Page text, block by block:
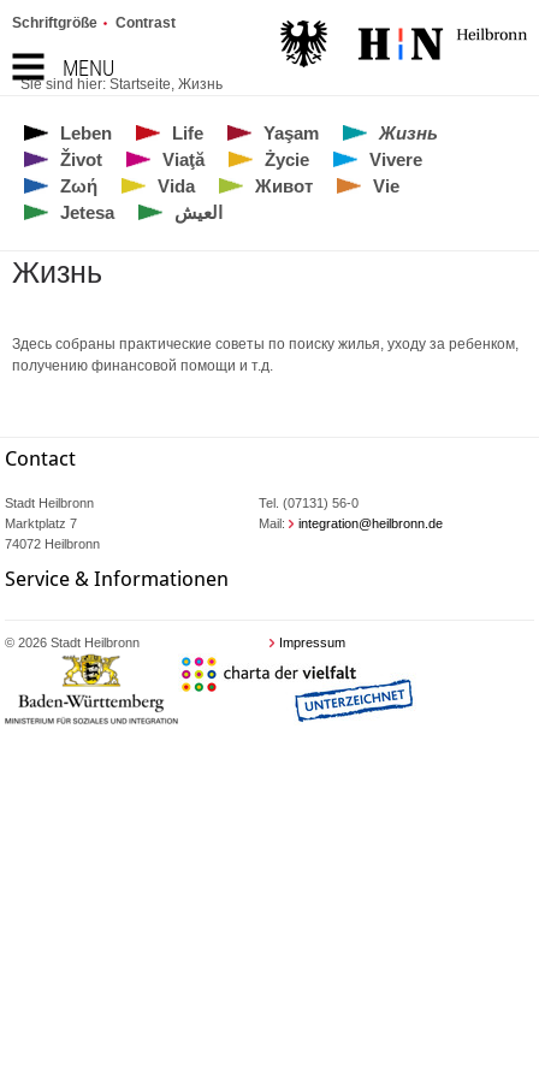
MENU
Schriftgröße Contrast
Sie sind hier: Startseite, Жизнь
Leben Life Yaşam
Жизнь
Život
Viaţă Życie
Vivere
Ζωή
Vida Живот
Vie
Jetesa
العيش
Жизнь
Здесь собраны практические советы по поиску жилья, уходу за ребенком,
получению финансовой помощи и т.д.
Contact
Stadt Heilbronn
Marktplatz 7
74072 Heilbronn
Tel. (07131) 56-0
Mail:
integration@heilbronn.de
Service & Informationen
© 2026 Stadt Heilbronn Impressum